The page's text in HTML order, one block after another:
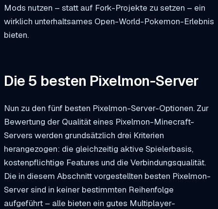
Mods nutzen – statt auf Fork-Projekte zu setzen – ein
wirklich unterhaltsames Open-World-Pokemon-Erlebnis
bieten.
Die 5 besten Pixelmon-Server
Nun zu den fünf besten Pixelmon-Server-Optionen. Zur
Bewertung der Qualität eines Pixelmon-Minecraft-
Servers werden grundsätzlich drei Kriterien
herangezogen: die gleichzeitig aktive Spielerbasis,
kostenpflichtige Features und die Verbindungsqualität.
Die in diesem Abschnitt vorgestellten besten Pixelmon-
Server sind in keiner bestimmten Reihenfolge
aufgeführt – alle bieten ein gutes Multiplayer-